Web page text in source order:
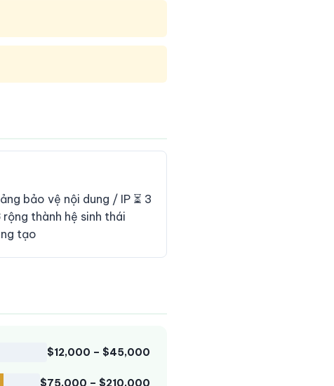
bảo vệ nội dung / IP ⏳ 3
thành hệ sinh thái
tạo
$12,000 – $45,000
$75,000 – $210,000